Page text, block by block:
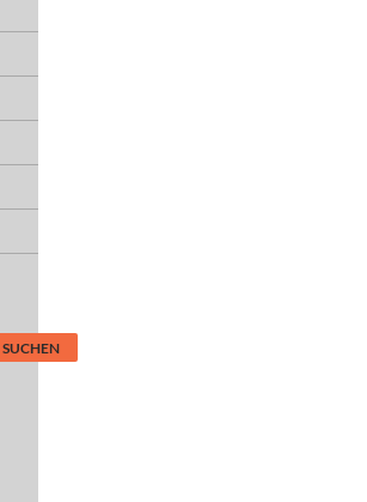
SUCHEN